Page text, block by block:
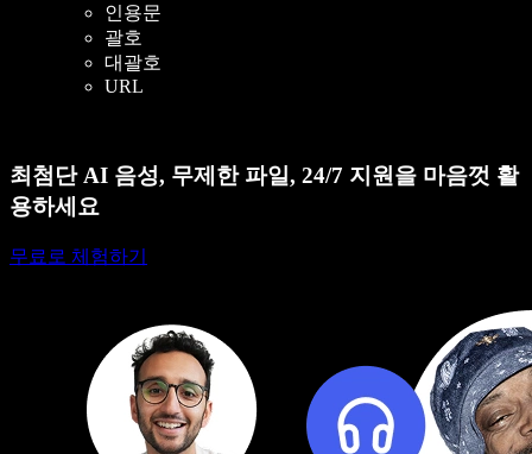
인용문
괄호
대괄호
URL
최첨단 AI 음성, 무제한 파일, 24/7 지원을 마음껏 활
용하세요
무료로 체험하기